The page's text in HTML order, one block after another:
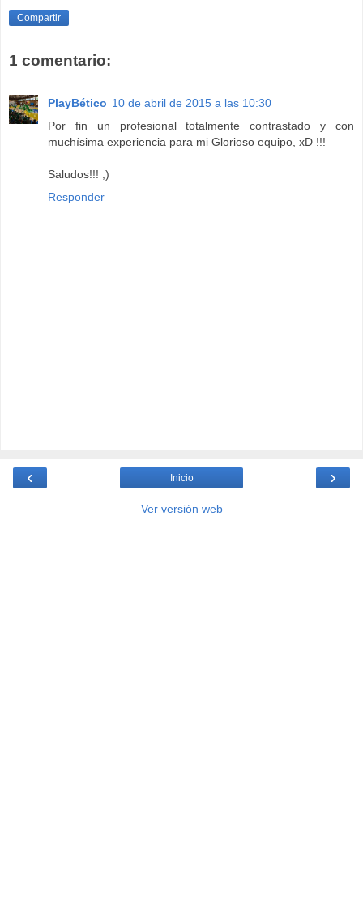
Compartir
1 comentario:
PlayBético 10 de abril de 2015 a las 10:30
Por fin un profesional totalmente contrastado y con
muchísima experiencia para mi Glorioso equipo, xD !!!
Saludos!!! ;)
Responder
‹ ›
Inicio
Ver versión web